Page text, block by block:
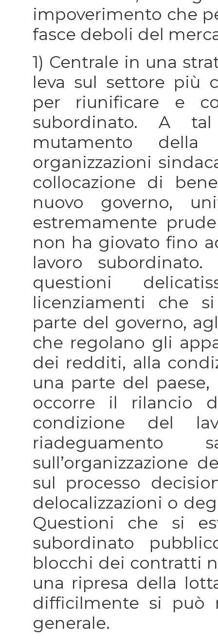
impoverimento che
fasce deboli del
1) Centrale in una
leva sul settore più
per riunificare e
subordinato. A
mutamento
organizzazioni
collocazione di
nuovo governo,
estremamente
non ha giovato fino
lavoro
questioni
licenziamenti che
parte del governo,
che regolano gli
dei redditi, alla
una parte del
occorre il rilancio
condizione del
riadeguamento
sull’organizzazione
sul processo
delocalizzazioni o
Questioni che si
subordinato
blocchi dei contratti
una ripresa della
difficilmente si può
generale.